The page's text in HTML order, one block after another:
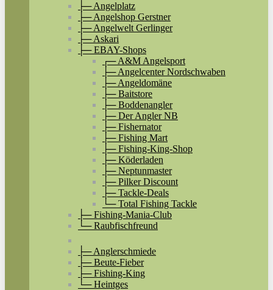
├─ Angelplatz
├─ Angelshop Gerstner
├─ Angelwelt Gerlinger
├─ Askari
├─ EBAY-Shops
┌─ A&M Angelsport
├─ Angelcenter Nordschwaben
├─ Angeldomäne
├─ Baitstore
├─ Boddenangler
├─ Der Angler NB
├─ Fishernator
├─ Fishing Mart
├─ Fishing-King-Shop
├─ Köderladen
├─ Neptunmaster
├─ Pilker Discount
├─ Tackle-Deals
└─ Total Fishing Tackle
├─ Fishing-Mania-Club
└─ Raubfischfreund
├─ Anglerschmiede
├─ Beute-Fieber
├─ Fishing-King
└─ Heintges